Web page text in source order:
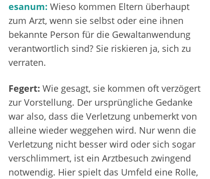
esanum: Wieso kommen Eltern überhaupt
zum Arzt, wenn sie selbst oder eine ihnen
bekannte Person für die Gewaltanwendung
verantwortlich sind? Sie riskieren ja, sich zu
verraten.
Fegert: Wie gesagt, sie kommen oft verzögert
zur Vorstellung. Der ursprüngliche Gedanke
war also, dass die Verletzung unbemerkt von
alleine wieder weggehen wird. Nur wenn die
Verletzung nicht besser wird oder sich sogar
verschlimmert, ist ein Arztbesuch zwingend
notwendig. Hier spielt das Umfeld eine Rolle,